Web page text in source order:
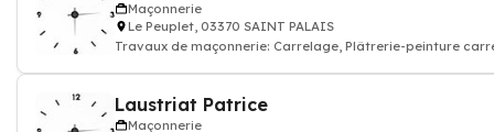
Maçonnerie
Le Peuplet, 03370 SAINT PALAIS
Travaux de maçonnerie: Carrelage, Plâtrerie-peinture
Laustriat Patrice
Maçonnerie